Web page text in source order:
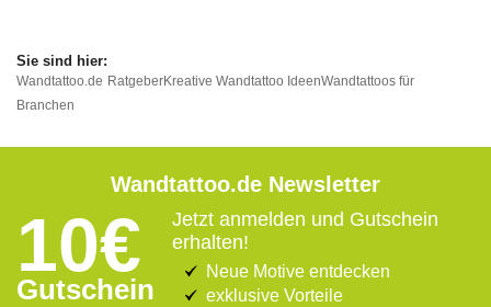
Wandtattoo.de RatgeberKreative Wandtattoo IdeenWandtattoos für
Branchen
Wandtattoo.de Newsletter
10€
Gutschein
Jetzt anmelden und Gutschein
erhalten!
Neue Motive entdecken
exklusive Vorteile